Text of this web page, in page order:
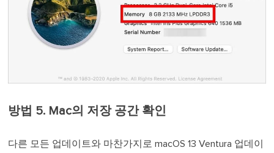
방법 5. Mac의 저장 공간 확인
다른 모든 업데이트와 마찬가지로 macOS 13 Ventura 업데이